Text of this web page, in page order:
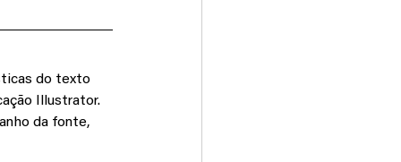
do texto
Illustrator.
da fonte,